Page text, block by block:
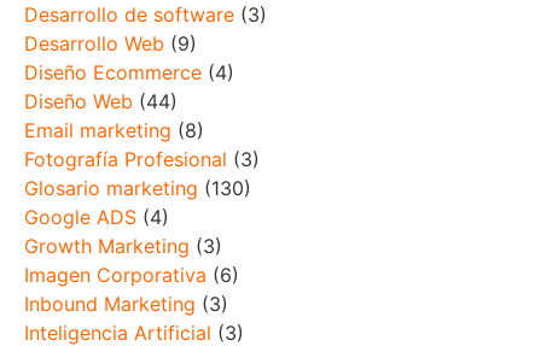
Desarrollo de software (3)
Desarrollo Web (9)
Diseño Ecommerce (4)
Diseño Web (44)
Email marketing (8)
Fotografía Profesional (3)
Glosario marketing (130)
Google ADS (4)
Growth Marketing (3)
Imagen Corporativa (6)
Inbound Marketing (3)
Inteligencia Artificial (3)